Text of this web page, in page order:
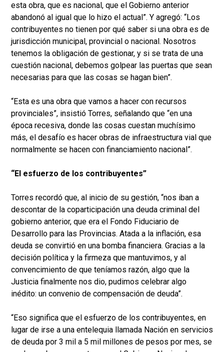
esta obra, que es nacional, que el Gobierno anterior
abandonó al igual que lo hizo el actual”. Y agregó: “Los
contribuyentes no tienen por qué saber si una obra es de
jurisdicción municipal, provincial o nacional. Nosotros
tenemos la obligación de gestionar, y si se trata de una
cuestión nacional, debemos golpear las puertas que sean
necesarias para que las cosas se hagan bien”.
“Esta es una obra que vamos a hacer con recursos
provinciales”, insistió Torres, señalando que “en una
época recesiva, donde las cosas cuestan muchísimo
más, el desafío es hacer obras de infraestructura vial que
normalmente se hacen con financiamiento nacional”.
“El esfuerzo de los contribuyentes”
Torres recordó que, al inicio de su gestión, “nos iban a
descontar de la coparticipación una deuda criminal del
gobierno anterior, que era el Fondo Fiduciario de
Desarrollo para las Provincias. Atada a la inflación, esa
deuda se convirtió en una bomba financiera. Gracias a la
decisión política y la firmeza que mantuvimos, y al
convencimiento de que teníamos razón, algo que la
Justicia finalmente nos dio, pudimos celebrar algo
inédito: un convenio de compensación de deuda”.
“Eso significa que el esfuerzo de los contribuyentes, en
lugar de irse a una entelequia llamada Nación en servicios
de deuda por 3 mil a 5 mil millones de pesos por mes, se